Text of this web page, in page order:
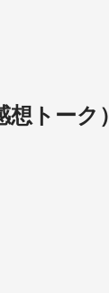
トーク）